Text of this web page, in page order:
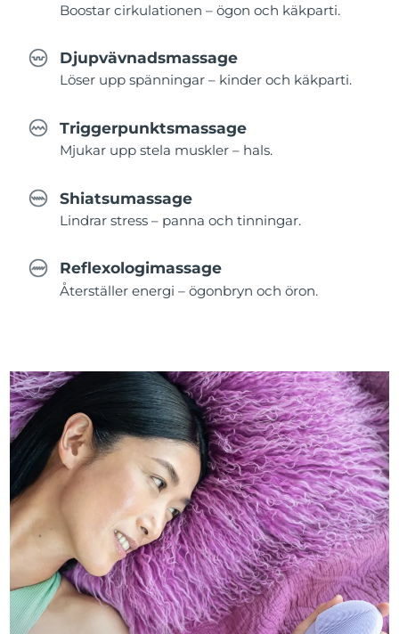
Boostar cirkulationen – ögon och käkparti.
Djupvävnadsmassage
Löser upp spänningar – kinder och käkparti.
Triggerpunktsmassage
Mjukar upp stela muskler – hals.
Shiatsumassage
Lindrar stress – panna och tinningar.
Reflexologimassage
Återställer energi – ögonbryn och öron.